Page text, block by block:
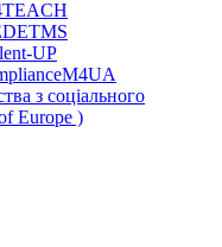
UP
з соціального
Europe )